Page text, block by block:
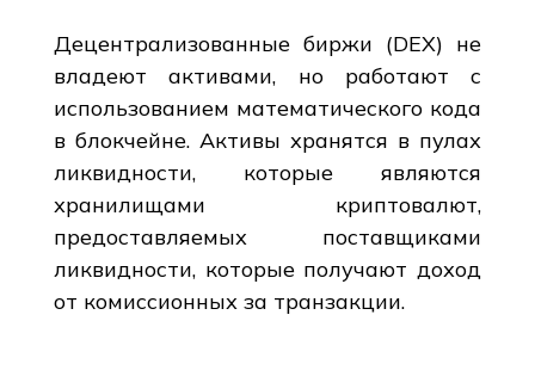
Децентрализованные биржи (DEX) не
владеют активами, но работают с
использованием математического кода
в блокчейне. Активы хранятся в пулах
ликвидности, которые являются
хранилищами криптовалют,
предоставляемых поставщиками
ликвидности, которые получают доход
от комиссионных за транзакции.